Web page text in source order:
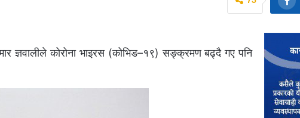
ज्ञवालीले कोरोना भाइरस (कोभिड–१९) सङ्क्रमण बढ्दै गए पनि